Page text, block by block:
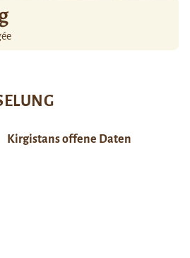
Kirgistans offene Daten